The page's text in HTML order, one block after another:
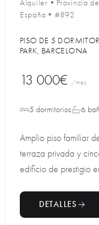
Alquiler • Provincia
España • #892
PISO DE 5
PARK, BARCELONA
13 000€ /mes
5 dormitorios 6
Amplio piso familiar
terraza privada y
edificio de prestigio
DETALLES